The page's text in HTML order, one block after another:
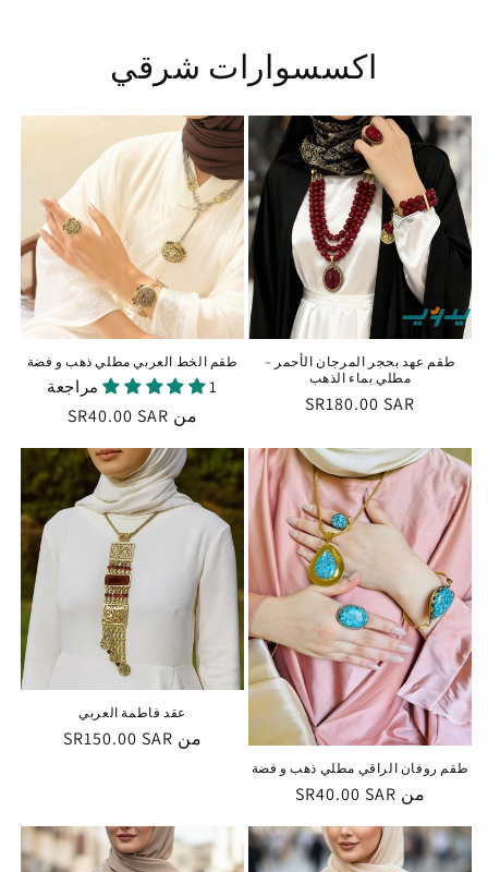
اكسسوارات شرقي
طقم عهد بحجر المرجان الأحمر –
مطلي بماء الذهب
السعر
SR180.00 SAR
طقم الخط العربي مطلي ذهب و فضة
1 مراجعة
السعر
من SR40.00 SAR
طقم روفان الراقي مطلي ذهب و فضة
السعر
من SR40.00 SAR
عقد فاطمة العربي
السعر
من SR150.00 SAR